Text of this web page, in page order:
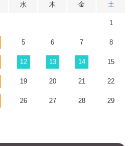
水 木 金 土
1
5 6 7 8
12 13 14 15
19 20 21 22
26 27 28 29